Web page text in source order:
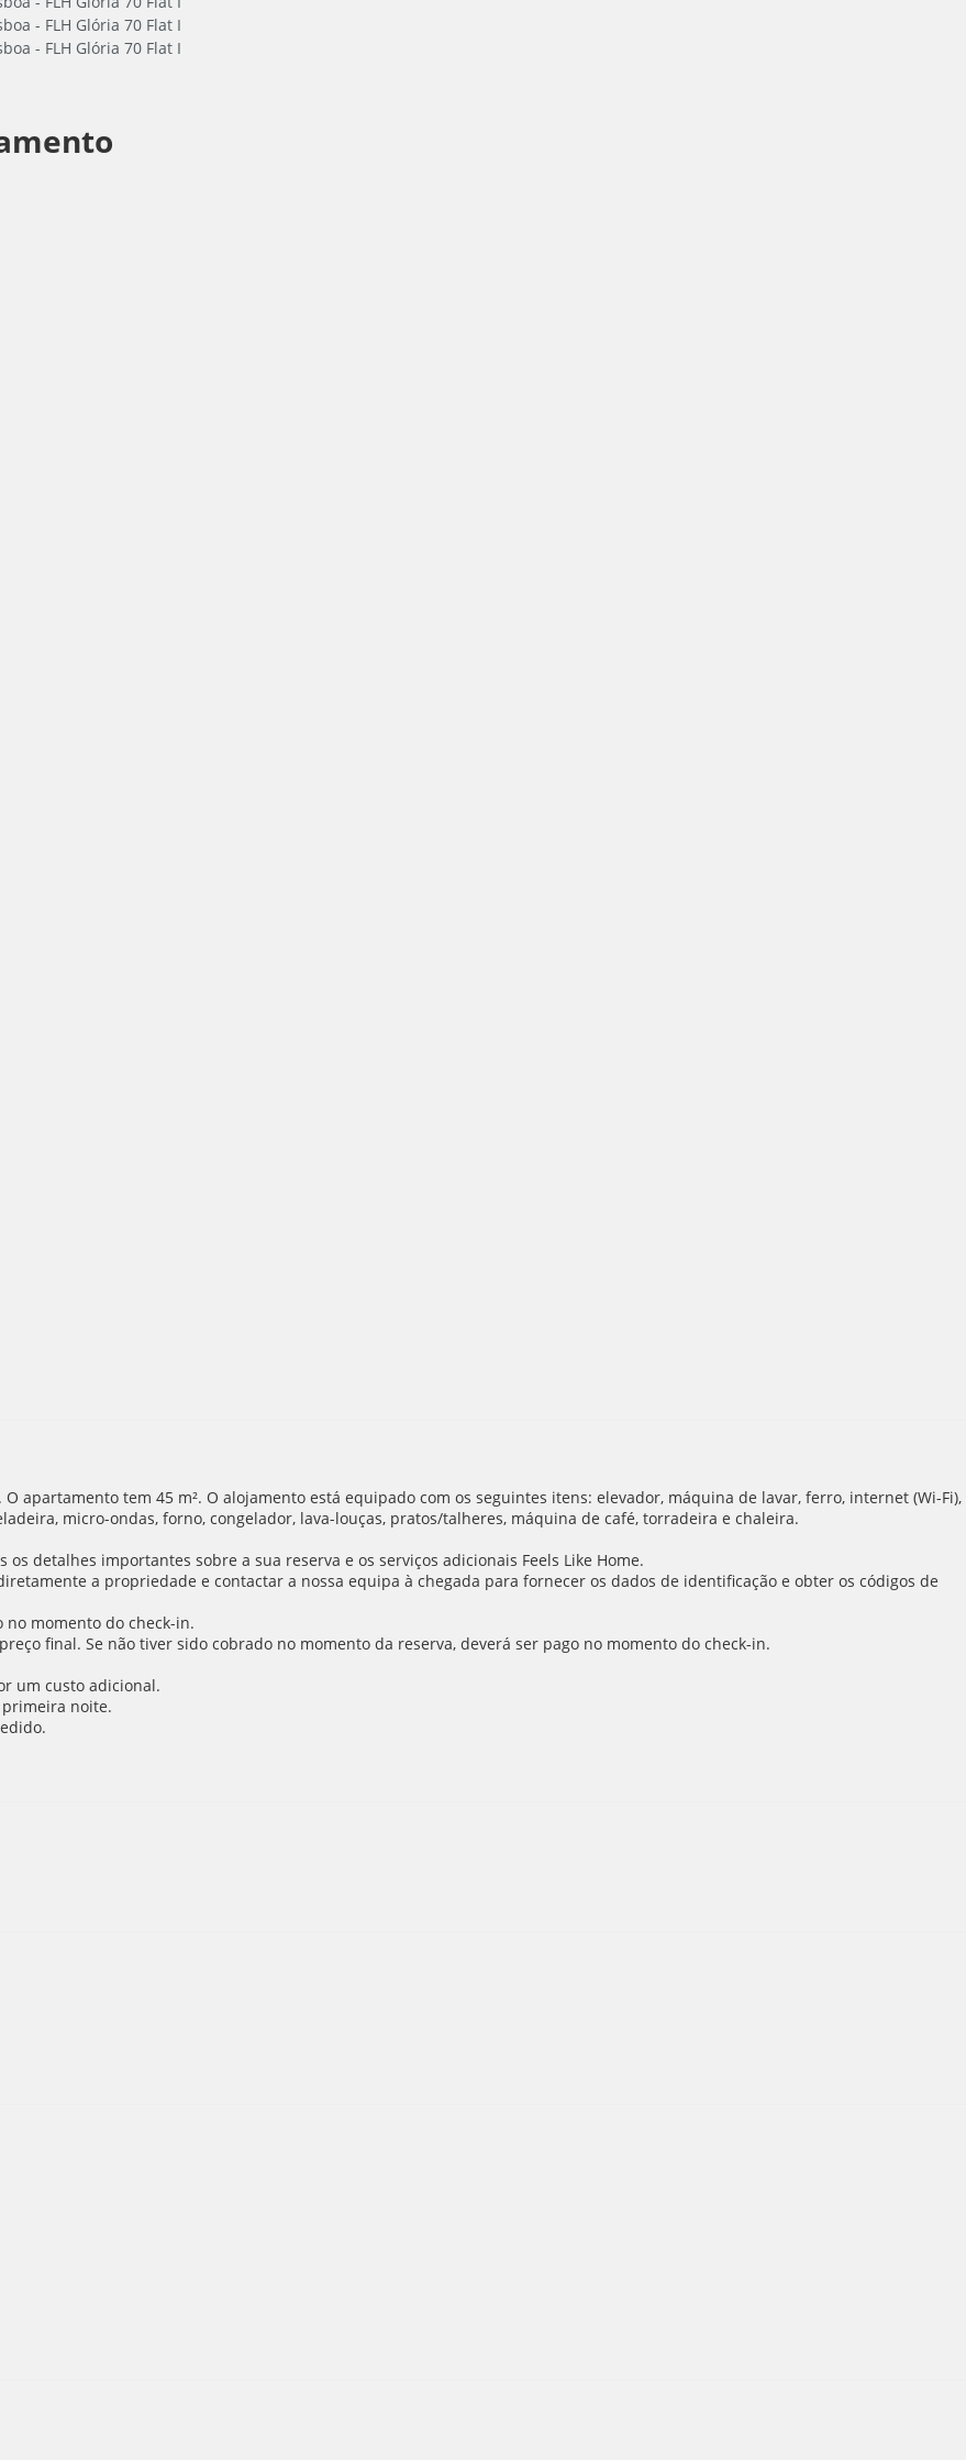
apartamento tem 45 m². O alojamento está equipado com os seguintes itens: elevador, máquina de lavar, ferro, internet (Wi-Fi),
micro-ondas, forno, congelador, lava-louças, pratos/talheres, máquina de café, torradeira e chaleira.
detalhes importantes sobre a sua reserva e os serviços adicionais Feels Like Home.
a propriedade e contactar a nossa equipa à chegada para fornecer os dados de identificação e obter os códigos de
no momento do check-in.
final. Se não tiver sido cobrado no momento da reserva, deverá ser pago no momento do check-in.
um custo adicional.
primeira noite.